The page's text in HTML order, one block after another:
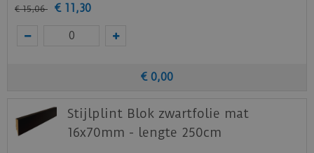
€ 15,06 € 11,30
€ 0,00
Stijlplint Blok zwartfolie mat
16x70mm - lengte 250cm